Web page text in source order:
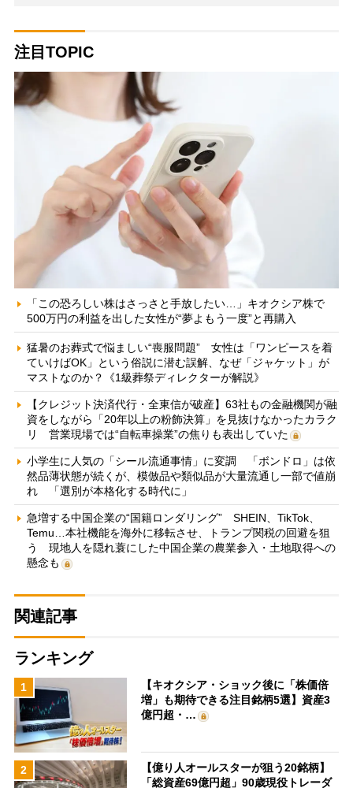
注目TOPIC
「この恐ろしい株はさっさと手放したい…」キオクシア株で
500万円の利益を出した女性が“夢よもう一度”と再購入
猛暑のお葬式で悩ましい“喪服問題” 女性は「ワンピースを着
ていけばOK」という俗説に潜む誤解、なぜ「ジャケット」が
マストなのか？《1級葬祭ディレクターが解説》
【クレジット決済代行・全東信が破産】63社もの金融機関が融
資をしながら「20年以上の粉飾決算」を見抜けなかったカラク
リ 営業現場では“自転車操業”の焦りも表出していた
小学生に人気の「シール流通事情」に変調 「ボンドロ」は依
然品薄状態が続くが、模倣品や類似品が大量流通し一部で値崩
れ 「選別が本格化する時代に」
急増する中国企業の“国籍ロンダリング” SHEIN、TikTok、
Temu…本社機能を海外に移転させ、トランプ関税の回避を狙
う 現地人を隠れ蓑にした中国企業の農業参入・土地取得への
懸念も
関連記事
ランキング
1
【キオクシア・ショック後に「株価倍
増」も期待できる注目銘柄5選】資産3
億円超・…
2
【億り人オールスターが狙う20銘柄】
「総資産69億円超」90歳現役トレーダ